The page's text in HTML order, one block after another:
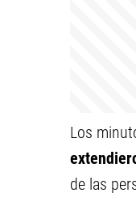
Los
de las